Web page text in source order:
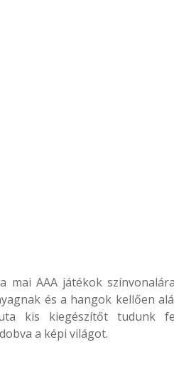
mai AAA játékok
és a hangok kellően
kis kiegészítőt tudunk
a képi világot.